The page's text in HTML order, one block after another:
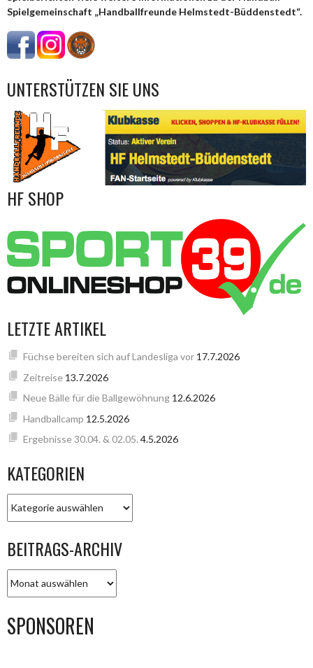
Spielgemeinschaft „Handballfreunde Helmstedt-Büddenstedt“.
UNTERSTÜTZEN SIE UNS
HF SHOP
LETZTE ARTIKEL
Füchse bereiten sich auf Landesliga vor 17.7.2026
Zeitreise 13.7.2026
Neue Bälle für die Ballgewöhnung 12.6.2026
Handballcamp 12.5.2026
Ergebnisse 30.04. & 02.05. 4.5.2026
KATEGORIEN
BEITRAGS-ARCHIV
ARCHIV
SPONSOREN